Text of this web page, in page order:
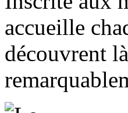
accueille
découvrent